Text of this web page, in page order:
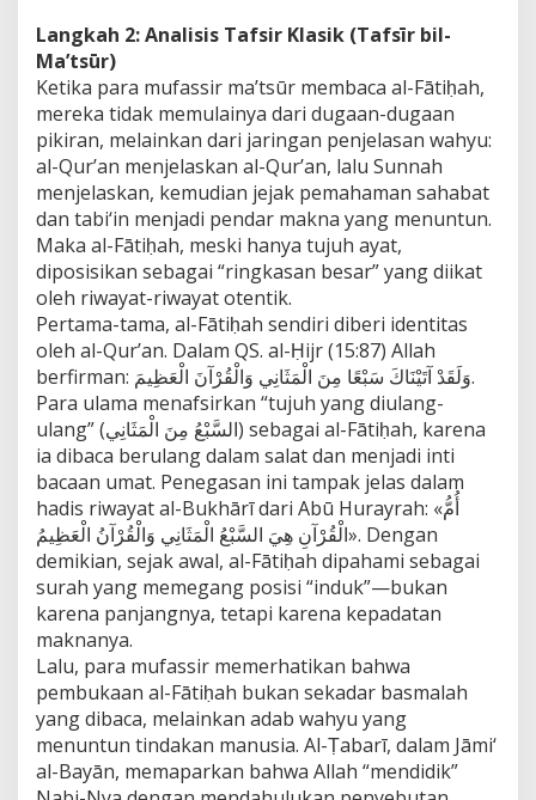
Langkah 2: Analisis Tafsir Klasik (Tafsīr bil-
Ma’tsūr)
Ketika para mufassir ma’tsūr membaca al-Fātiḥah,
mereka tidak memulainya dari dugaan-dugaan
pikiran, melainkan dari jaringan penjelasan wahyu:
al-Qur’an menjelaskan al-Qur’an, lalu Sunnah
menjelaskan, kemudian jejak pemahaman sahabat
dan tabi‘in menjadi pendar makna yang menuntun.
Maka al-Fātiḥah, meski hanya tujuh ayat,
diposisikan sebagai “ringkasan besar” yang diikat
oleh riwayat-riwayat otentik.
Pertama-tama, al-Fātiḥah sendiri diberi identitas
oleh al-Qur’an. Dalam QS. al-Ḥijr (15:87) Allah
berfirman: وَلَقَدْ آتَيْنَاكَ سَبْعًا مِنَ الْمَثَانِي وَالْقُرْآنَ الْعَظِيمَ.
Para ulama menafsirkan “tujuh yang diulang-
ulang” (السَّبْعُ مِنَ الْمَثَانِي) sebagai al-Fātiḥah, karena
ia dibaca berulang dalam salat dan menjadi inti
bacaan umat. Penegasan ini tampak jelas dalam
hadis riwayat al-Bukhārī dari Abū Hurayrah: «أُمُّ
الْقُرْآنِ هِيَ السَّبْعُ الْمَثَانِي وَالْقُرْآنُ الْعَظِيمُ». Dengan
demikian, sejak awal, al-Fātiḥah dipahami sebagai
surah yang memegang posisi “induk”—bukan
karena panjangnya, tetapi karena kepadatan
maknanya.
Lalu, para mufassir memerhatikan bahwa
pembukaan al-Fātiḥah bukan sekadar basmalah
yang dibaca, melainkan adab wahyu yang
menuntun tindakan manusia. Al-Ṭabarī, dalam Jāmi‘
al-Bayān, memaparkan bahwa Allah “mendidik”